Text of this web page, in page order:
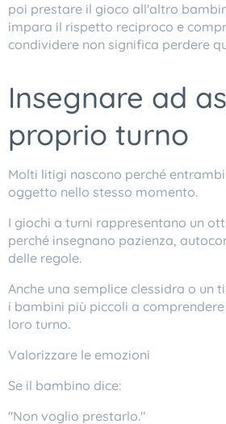
poi prestare il gioco all'altro
impara il rispetto reciproco e
condividere non significa perdere
Insegnare ad
proprio turno
Molti litigi nascono perché
oggetto nello stesso momento.
I giochi a turni rappresentano un
perché insegnano pazienza,
delle regole.
Anche una semplice clessidra o un
i bambini più piccoli a
loro turno.
Valorizzare le emozioni
Se il bambino dice:
"Non voglio prestarlo."